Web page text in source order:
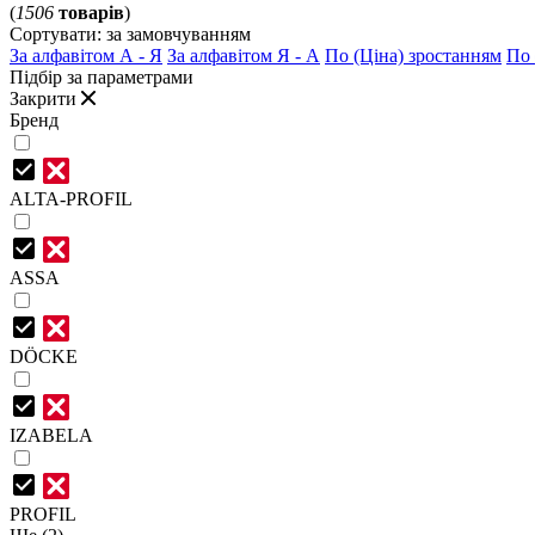
(1506 товарів)
Сортувати: за замовчуванням
За алфавітом А - Я За алфавітом Я - А По (Ціна) зростанням По
Підбір за параметрами
Закрити
Бренд
ALTA-PROFIL
ASSA
DÖCKE
IZABELA
PROFIL